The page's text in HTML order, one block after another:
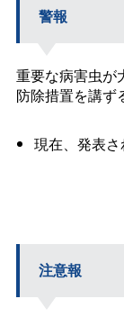
警報
重要な病害虫が
防除措置を講ず
現在、発表さ
注意報